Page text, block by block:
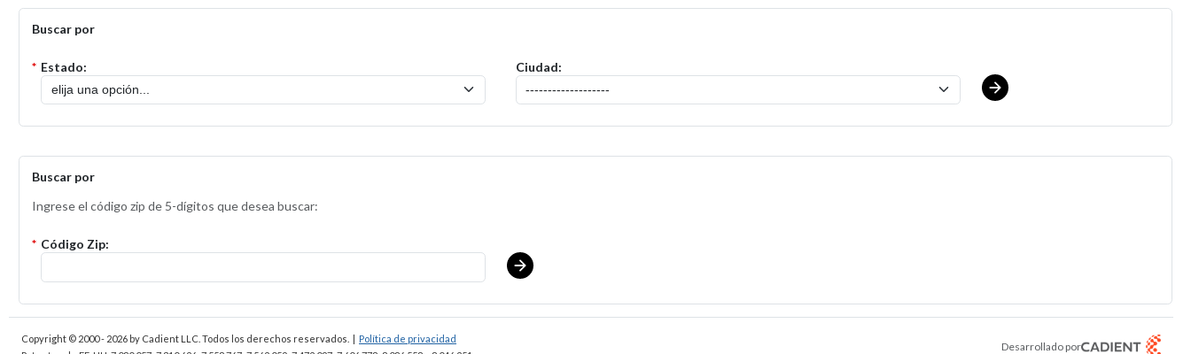
Buscar por
* Estado: Ciudad:
Buscar por
Ingrese el código zip de 5-dígitos que desea buscar:
* Código Zip:
Copyright © 2000 - 2026 by Cadient LLC. Todos los derechos reservados. | Política de privacidad
Desarrollado por